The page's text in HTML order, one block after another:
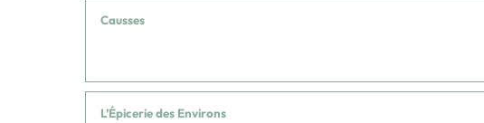
Causses
L’Épicerie des Environs